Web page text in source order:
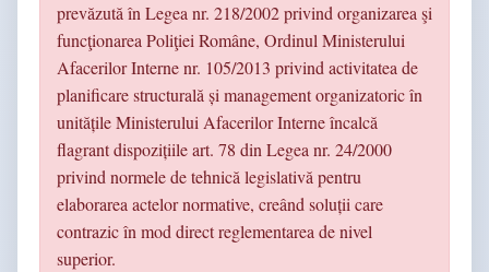
prevăzută în Legea nr. 218/2002 privind organizarea şi
funcţionarea Poliţiei Române, Ordinul Ministerului
Afacerilor Interne nr. 105/2013 privind activitatea de
planificare structurală și management organizatoric în
unitățile Ministerului Afacerilor Interne încalcă
flagrant dispozițiile art. 78 din Legea nr. 24/2000
privind normele de tehnică legislativă pentru
elaborarea actelor normative, creând soluții care
contrazic în mod direct reglementarea de nivel
superior.